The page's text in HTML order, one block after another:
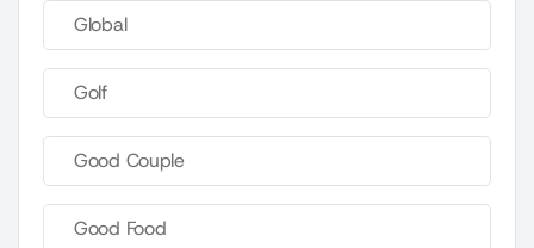
Global
Golf
Good Couple
Good Food